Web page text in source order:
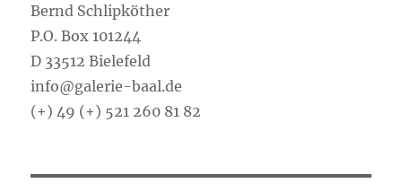
Bernd Schlipköther
P.O. Box 101244
D 33512 Bielefeld
info@galerie-baal.de
(+) 49 (+) 521 260 81 82